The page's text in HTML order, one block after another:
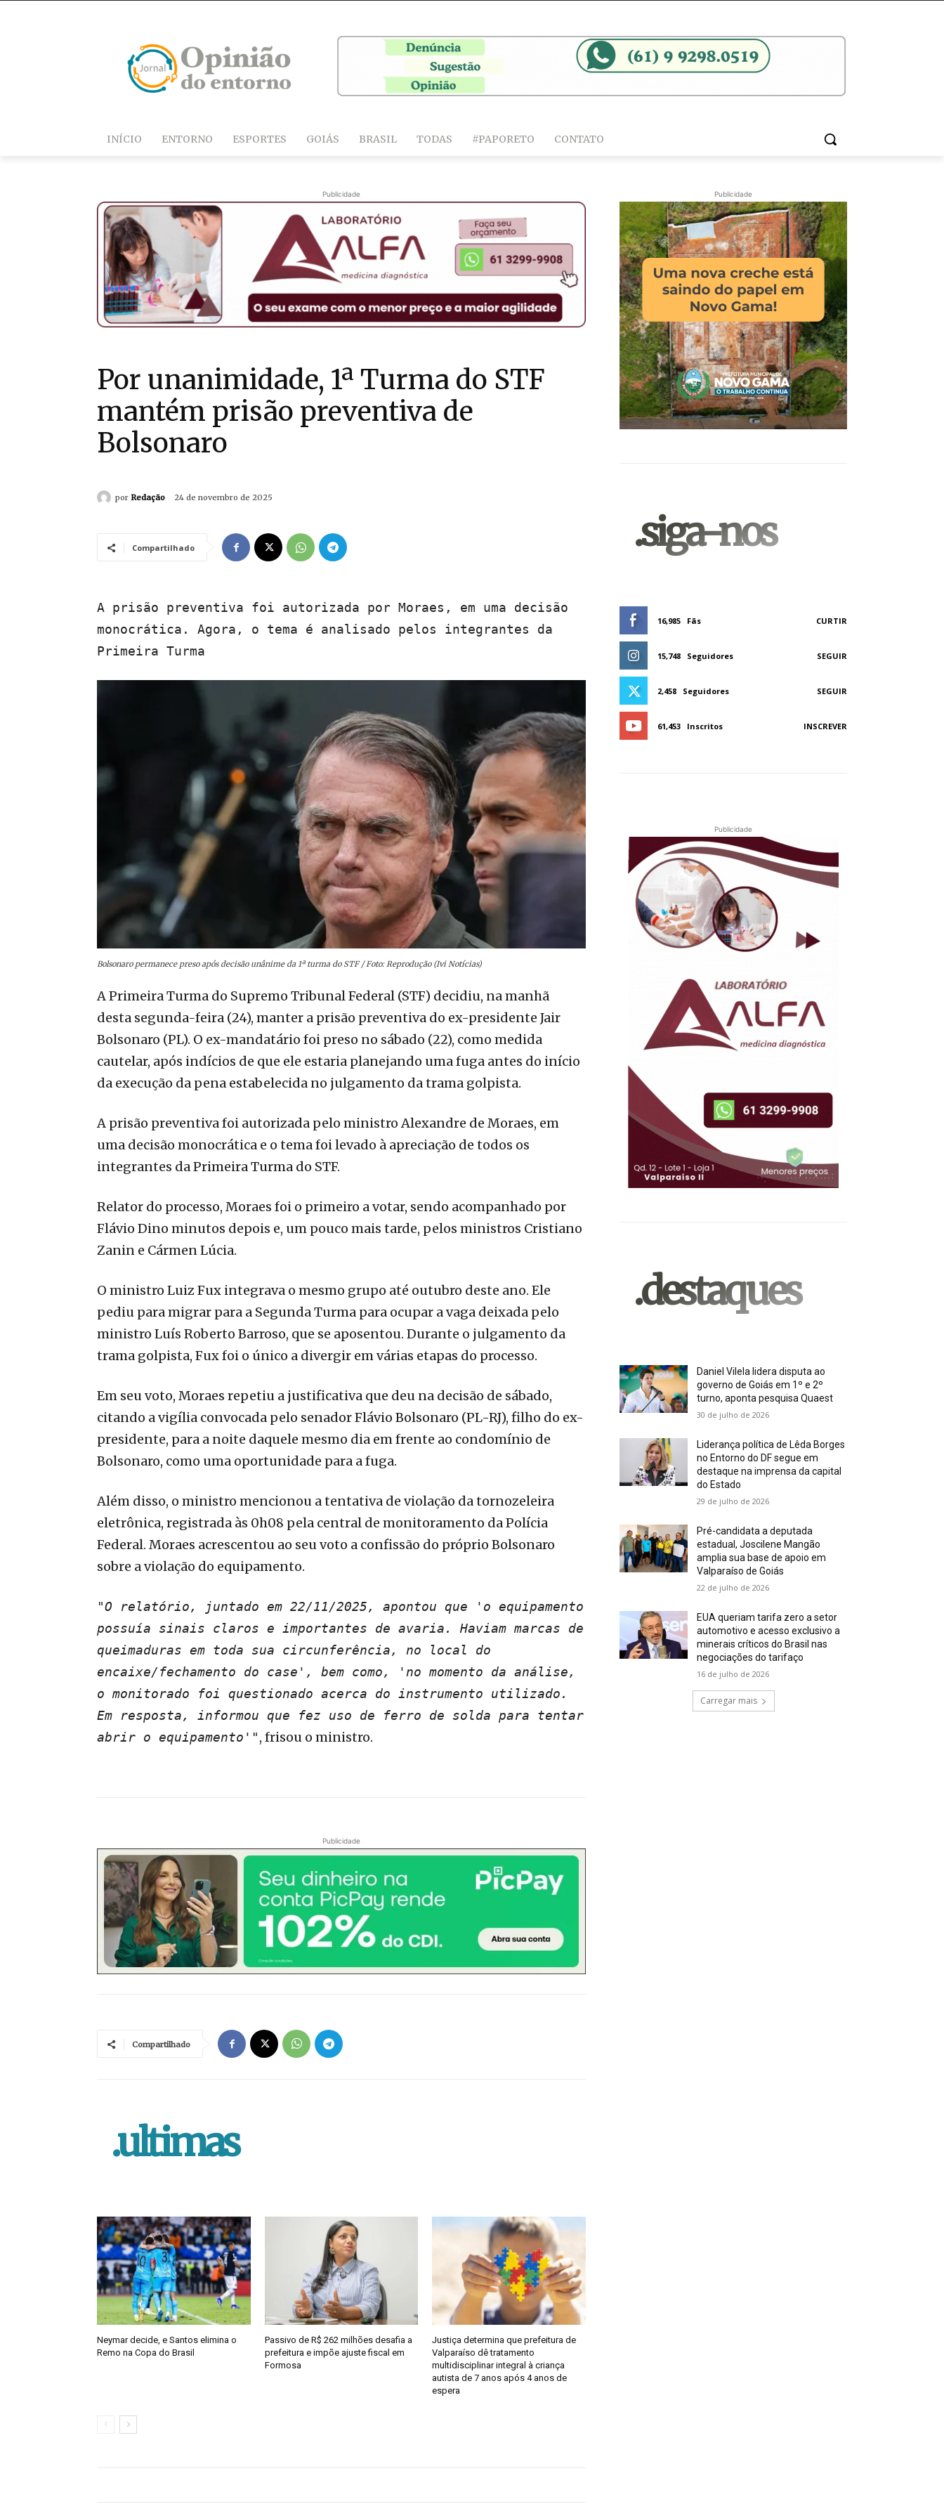
INÍCIO ENTORNO ESPORTES GOIÁS BRASIL TODAS #PAPORETO CONTATO
Publicidade
Por unanimidade, 1ª Turma do STF
mantém prisão preventiva de
Bolsonaro
por Redação 24 de novembro de 2025
Compartilhado
A prisão preventiva foi autorizada por Moraes, em uma decisão
monocrática. Agora, o tema é analisado pelos integrantes da
Primeira Turma
Bolsonaro permanece preso após decisão unânime da 1ª turma do STF / Foto: Reprodução (Ivi Notícias)
A Primeira Turma do Supremo Tribunal Federal (STF) decidiu, na manhã
desta segunda-feira (24), manter a prisão preventiva do ex-presidente Jair
Bolsonaro (PL). O ex-mandatário foi preso no sábado (22), como medida
cautelar, após indícios de que ele estaria planejando uma fuga antes do início
da execução da pena estabelecida no julgamento da trama golpista.
A prisão preventiva foi autorizada pelo ministro Alexandre de Moraes, em
uma decisão monocrática e o tema foi levado à apreciação de todos os
integrantes da Primeira Turma do STF.
Relator do processo, Moraes foi o primeiro a votar, sendo acompanhado por
Flávio Dino minutos depois e, um pouco mais tarde, pelos ministros Cristiano
Zanin e Cármen Lúcia.
O ministro Luiz Fux integrava o mesmo grupo até outubro deste ano. Ele
pediu para migrar para a Segunda Turma para ocupar a vaga deixada pelo
ministro Luís Roberto Barroso, que se aposentou. Durante o julgamento da
trama golpista, Fux foi o único a divergir em várias etapas do processo.
Em seu voto, Moraes repetiu a justificativa que deu na decisão de sábado,
citando a vigília convocada pelo senador Flávio Bolsonaro (PL-RJ), filho do ex-
presidente, para a noite daquele mesmo dia em frente ao condomínio de
Bolsonaro, como uma oportunidade para a fuga.
Além disso, o ministro mencionou a tentativa de violação da tornozeleira
eletrônica, registrada às 0h08 pela central de monitoramento da Polícia
Federal. Moraes acrescentou ao seu voto a confissão do próprio Bolsonaro
sobre a violação do equipamento.
"O relatório, juntado em 22/11/2025, apontou que 'o equipamento
possuía sinais claros e importantes de avaria. Haviam marcas de
queimaduras em toda sua circunferência, no local do
encaixe/fechamento do case', bem como, 'no momento da análise,
o monitorado foi questionado acerca do instrumento utilizado.
Em resposta, informou que fez uso de ferro de solda para tentar
abrir o equipamento'", frisou o ministro.
Publicidade
Compartilhado
.ultimas
Neymar decide, e Santos elimina o
Remo na Copa do Brasil
Passivo de R$ 262 milhões desafia a
prefeitura e impõe ajuste fiscal em
Formosa
Justiça determina que prefeitura de
Valparaíso dê tratamento
multidisciplinar integral à criança
autista de 7 anos após 4 anos de
espera
Publicidade
.siga-nos
16,985 Fãs CURTIR
15,748 Seguidores SEGUIR
2,458 Seguidores SEGUIR
61,453 Inscritos INSCREVER
Publicidade
.destaques
Daniel Vilela lidera disputa ao
governo de Goiás em 1º e 2º
turno, aponta pesquisa Quaest
30 de julho de 2026
Liderança política de Lêda Borges
no Entorno do DF segue em
destaque na imprensa da capital
do Estado
29 de julho de 2026
Pré-candidata a deputada
estadual, Joscilene Mangão
amplia sua base de apoio em
Valparaíso de Goiás
22 de julho de 2026
EUA queriam tarifa zero a setor
automotivo e acesso exclusivo a
minerais críticos do Brasil nas
negociações do tarifaço
16 de julho de 2026
Carregar mais